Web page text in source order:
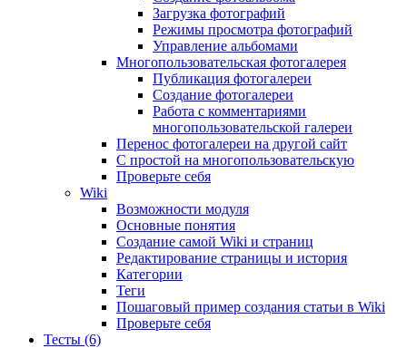
Загрузка фотографий
Режимы просмотра фотографий
Управление альбомами
Многопользовательская фотогалерея
Публикация фотогалереи
Создание фотогалереи
Работа с комментариями
многопользовательской галереи
Перенос фотогалереи на другой сайт
С простой на многопользовательскую
Проверьте себя
Wiki
Возможности модуля
Основные понятия
Создание самой Wiki и страниц
Редактирование страницы и история
Категории
Теги
Пошаговый пример создания статьи в Wiki
Проверьте себя
Тесты (6)